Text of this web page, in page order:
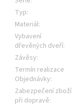
Typ:
Materiál:
Vybavení
dřevěných dveří:
Závěsy:
Termín realizace
Objednávky:
Zabezpečení zboží
při dopravě: